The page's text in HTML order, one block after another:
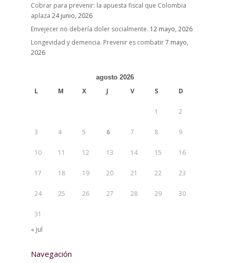
Cobrar para prevenir: la apuesta fiscal que Colombia
aplaza 24 junio, 2026
Envejecer no debería doler socialmente. 12 mayo, 2026
Longevidad y demencia. Prevenir es combatir7 mayo,
2026
agosto 2026
L M X J V S D
1 2
3 4 5 6 7 8 9
10 11 12 13 14 15 16
17 18 19 20 21 22 23
24 25 26 27 28 29 30
31
« Jul
Navegación